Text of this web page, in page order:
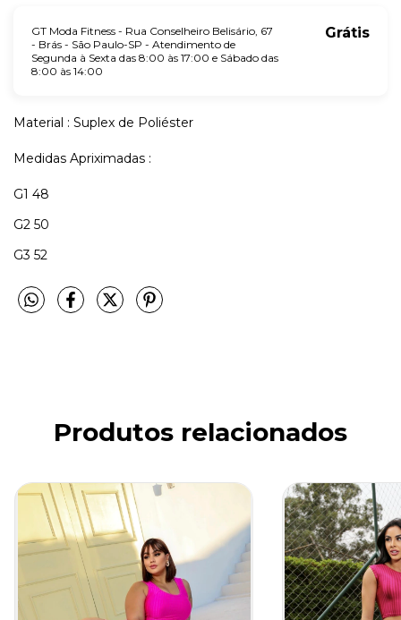
GT Moda Fitness - Rua Conselheiro Belisário, 67
- Brás - São Paulo-SP - Atendimento de
Segunda à Sexta das 8:00 às 17:00 e Sábado das
8:00 às 14:00
Grátis
Material : Suplex de Poliéster
Medidas Apriximadas :
G1 48
G2 50
G3 52
Produtos relacionados